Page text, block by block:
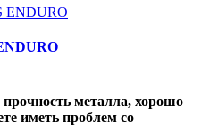
металла, хорошо
иметь проблем со